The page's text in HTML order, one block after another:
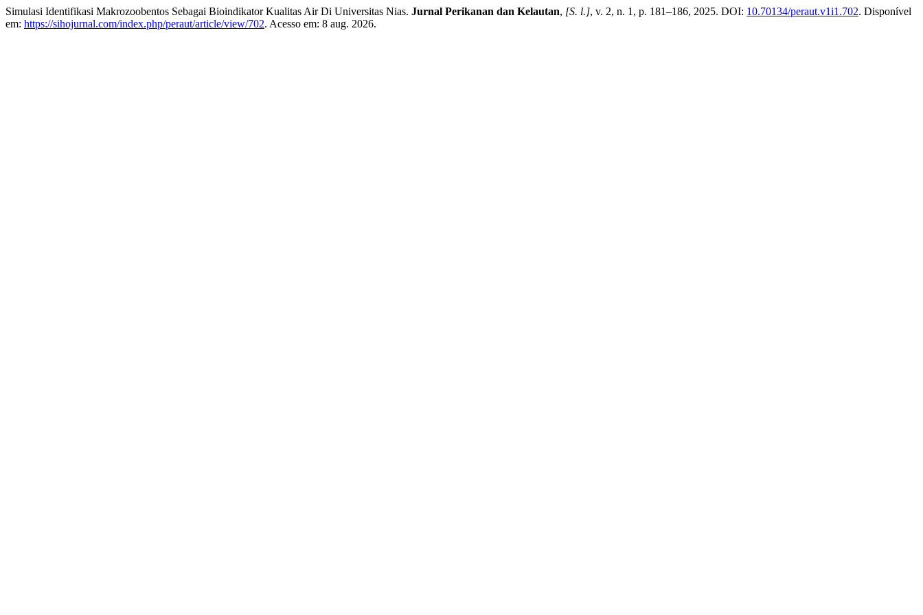
Simulasi Identifikasi Makrozoobentos Sebagai Bioindikator Kualitas Air Di Universitas Nias. Jurnal Perikanan dan Kelautan, [S. l.], v. 2, n. 1, p. 181–186, 2025. DOI: 10.70134/peraut.v1i1.702. Disponível
em: https://sihojurnal.com/index.php/peraut/article/view/702. Acesso em: 8 aug. 2026.